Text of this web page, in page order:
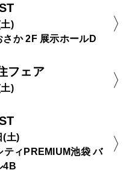
)
さか 2F 展示ホールD
フェア
)
(土)
ティPREMIUM池袋 バ
4B